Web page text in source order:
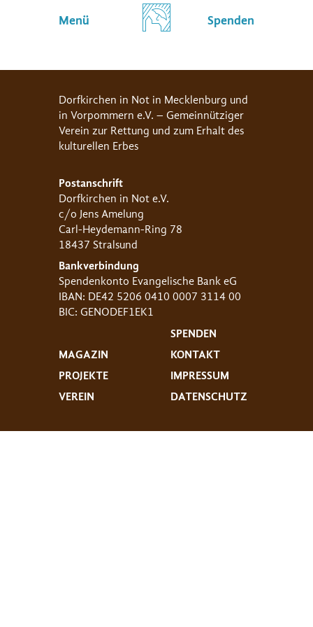
Menü Spenden
Dorfkirchen in Not in Mecklenburg und
in Vorpommern e.V. – Gemeinnütziger
Verein zur Rettung und zum Erhalt des
kulturellen Erbes
Postanschrift
Dorfkirchen in Not e.V.
c/o Jens Amelung
Carl-Heydemann-Ring 78
18437 Stralsund
Bankverbindung
Spendenkonto Evangelische Bank eG
IBAN: DE42 5206 0410 0007 3114 00
BIC: GENODEF1EK1
MAGAZIN
PROJEKTE
VEREIN
SPENDEN
KONTAKT
IMPRESSUM
DATENSCHUTZ